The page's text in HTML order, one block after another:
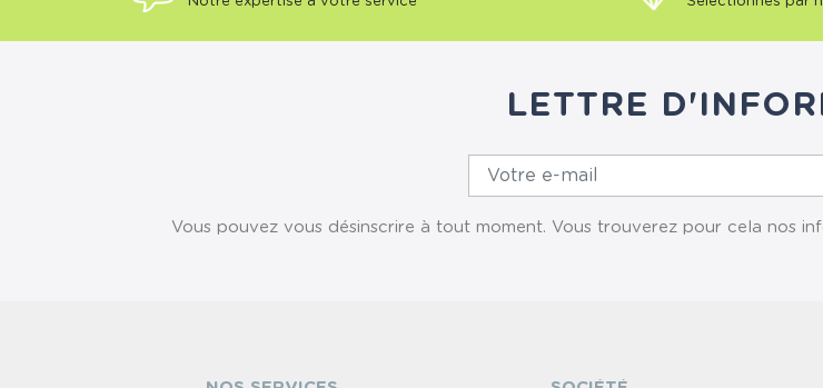
LETTRE
Vous pouvez vous désinscrire à tout moment. Vous trouverez pour cela nos